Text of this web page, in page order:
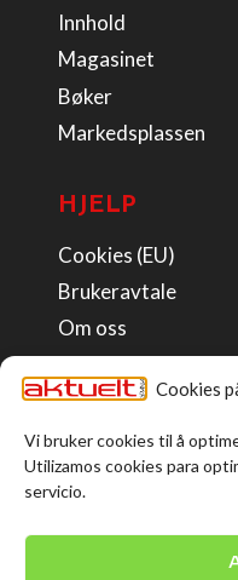
Cookies
Vi bruker cookies til å
Utilizamos cookies para
servicio.
Innhold
Magasinet
Bøker
Markedsplassen
HJELP
Cookies (EU)
Brukeravtale
Om oss
Kontakt
FØLG OG DEL